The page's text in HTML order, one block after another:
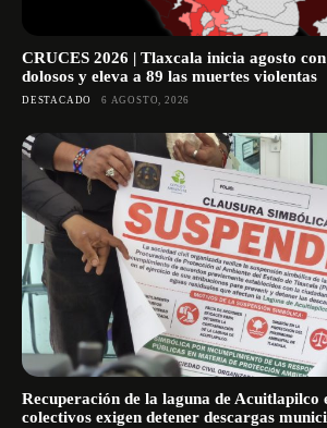
CRUCES 2026 | Tlaxcala inicia agosto
dolosos y eleva a 89 las muertes violentas
DESTACADO 6 AGOSTO, 2026
Recuperación de la laguna de Acuitlapilco
colectivos exigen detener descargas